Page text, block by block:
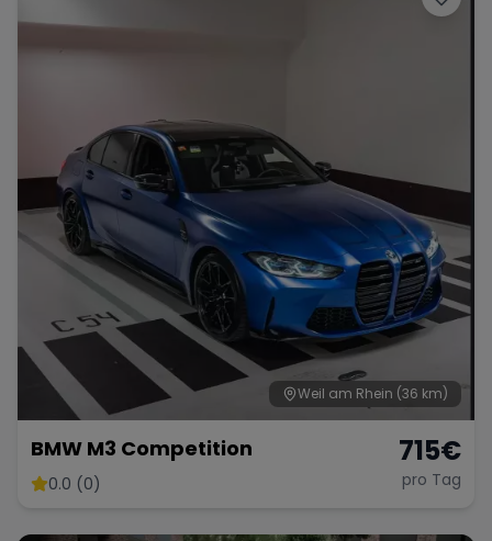
Weil am Rhein (36 km)
BMW M3 Competition
0.0 (0)
715€
pro Tag